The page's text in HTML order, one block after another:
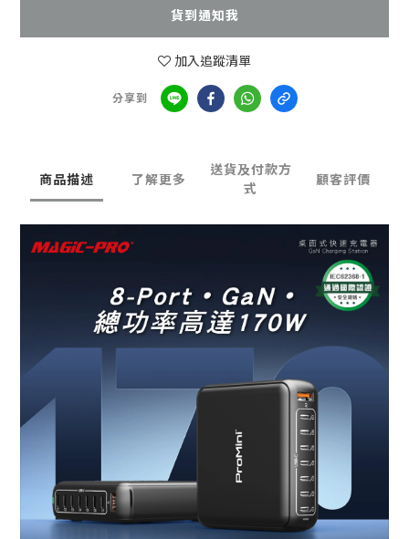
貨到通知我
加入追蹤清單
分享到
商品描述 了解更多
送貨及付款方
式
顧客評價